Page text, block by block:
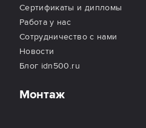
Сертификаты и дипломы
Работа у нас
Сотрудничество с нами
Новости
Блог idn500.ru
Монтаж